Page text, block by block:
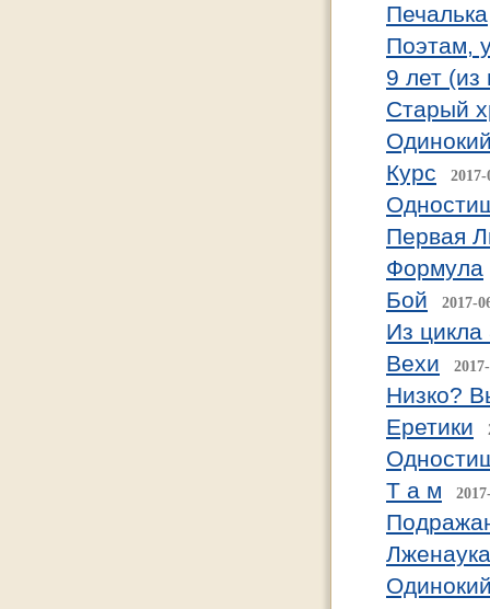
Печалька
Поэтам,
9 лет (из
Старый
Курс
Первая
Формула
Бой
2017-
Из цикла
Вехи
Низко?
Еретики
Т а м
Лженаука